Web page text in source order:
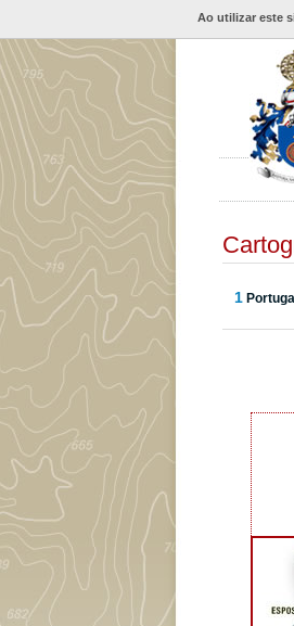
Ao utilizar este
1 Portugal